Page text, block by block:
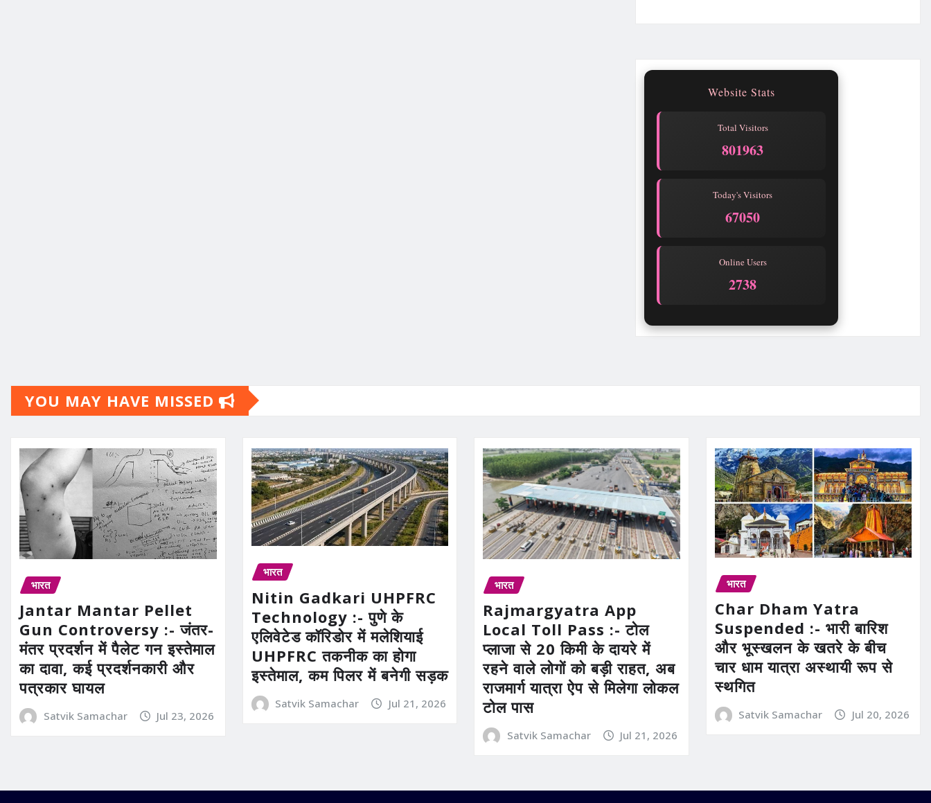
Website Stats
Total Visitors
801963
Today's Visitors
67050
Online Users
2737
YOU MAY HAVE MISSED
भारत
Jantar Mantar Pellet
Gun Controversy :- जंतर-
मंतर प्रदर्शन में पैलेट गन इस्तेमाल
का दावा, कई प्रदर्शनकारी और
पत्रकार घायल
Satvik Samachar Jul 23, 2026
भारत
Nitin Gadkari UHPFRC
Technology :- पुणे के
एलिवेटेड कॉरिडोर में मलेशियाई
UHPFRC तकनीक का होगा
इस्तेमाल, कम पिलर में बनेगी सड़क
Satvik Samachar Jul 21, 2026
भारत
Rajmargyatra App
Local Toll Pass :- टोल
प्लाजा से 20 किमी के दायरे में
रहने वाले लोगों को बड़ी राहत, अब
राजमार्ग यात्रा ऐप से मिलेगा लोकल
टोल पास
Satvik Samachar Jul 21, 2026
भारत
Char Dham Yatra
Suspended :- भारी बारिश
और भूस्खलन के खतरे के बीच
चार धाम यात्रा अस्थायी रूप से
स्थगित
Satvik Samachar Jul 20, 2026